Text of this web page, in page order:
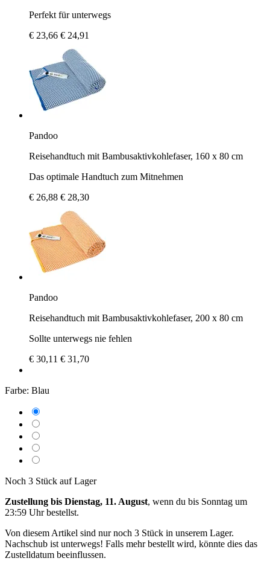
Perfekt für unterwegs
€ 23,66 € 24,91
Pandoo
Reisehandtuch mit Bambusaktivkohlefaser, 160 x 80 cm
Das optimale Handtuch zum Mitnehmen
€ 26,88 € 28,30
Pandoo
Reisehandtuch mit Bambusaktivkohlefaser, 200 x 80 cm
Sollte unterwegs nie fehlen
€ 30,11 € 31,70
Farbe: Blau
Noch 3 Stück auf Lager
Zustellung bis Dienstag, 11. August, wenn du bis Sonntag um
23:59 Uhrbestellst.
Von diesem Artikel sind nur noch 3 Stück in unserem Lager.
Nachschub ist unterwegs! Falls mehr bestellt wird, könnte dies das
Zustelldatum beeinflussen.